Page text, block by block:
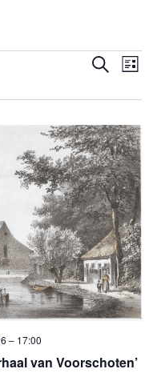
en
Zoeken
Lijst
van Voorschoten’
– 17:00